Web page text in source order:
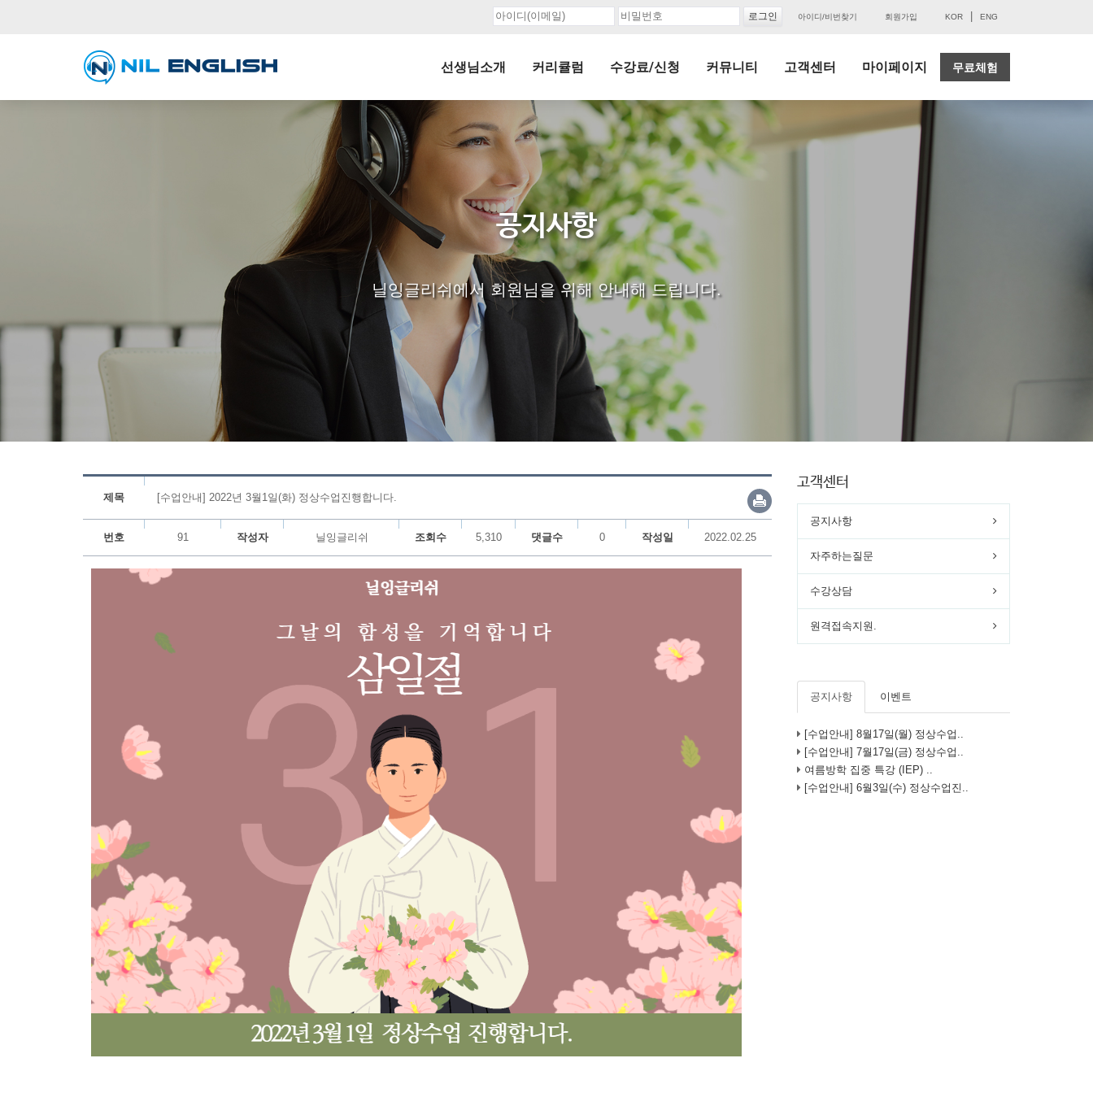
아이디/비번찾기 회원가입 KOR ENG
선생님소개 커리큘럼 수강료/신청 커뮤니티 고객센터 마이페이지 무료체험
공지사항
닐잉글리쉬에서 회원님을 위해 안내해 드립니다.
제목 [수업안내] 2022년 3월1일(화) 정상수업진행합니다.
번호 91 작성자 닐잉글리쉬 조회수 5,310 댓글수 0 작성일 2022.02.25
고객센터
공지사항
자주하는질문
수강상담
원격접속지원.
공지사항 이벤트
[수업안내] 8월17일(월) 정상수업..
[수업안내] 7월17일(금) 정상수업..
여름방학 집중 특강 (IEP) ..
[수업안내] 6월3일(수) 정상수업진..